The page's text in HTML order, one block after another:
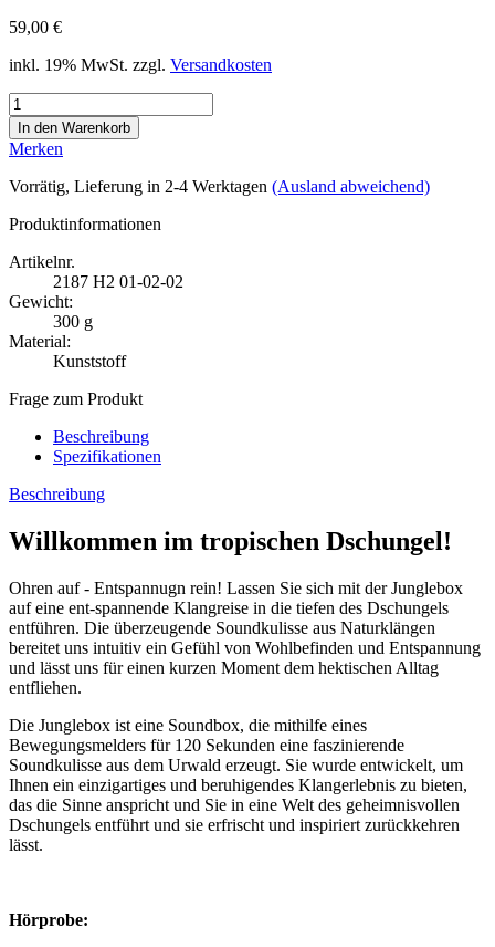
59,00 €
inkl. 19% MwSt. zzgl. Versandkosten
Merken
Vorrätig, Lieferung in 2-4 Werktagen (Ausland abweichend)
Produktinformationen
Artikelnr.
2187 H2 01-02-02
Gewicht:
300 g
Material:
Kunststoff
Frage zum Produkt
Beschreibung
Spezifikationen
Beschreibung
Willkommen im tropischen Dschungel!
Ohren auf - Entspannugn rein! Lassen Sie sich mit der Junglebox
auf eine ent-spannende Klangreise in die tiefen des Dschungels
entführen. Die überzeugende Soundkulisse aus Naturklängen
bereitet uns intuitiv ein Gefühl von Wohlbefinden und Entspannung
und lässt uns für einen kurzen Moment dem hektischen Alltag
entfliehen.
Die Junglebox ist eine Soundbox, die mithilfe eines
Bewegungsmelders für 120 Sekunden eine faszinierende
Soundkulisse aus dem Urwald erzeugt. Sie wurde entwickelt, um
Ihnen ein einzigartiges und beruhigendes Klangerlebnis zu bieten,
das die Sinne anspricht und Sie in eine Welt des geheimnisvollen
Dschungels entführt und sie erfrischt und inspiriert zurückkehren
lässt.
Hörprobe: